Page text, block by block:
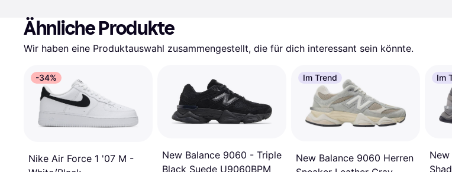
Ähnliche Produkte
Wir haben eine Produktauswahl zusammengestellt, die für dich interessant sein könnte.
-34%
Nike Air Force 1 '07 M -
New Balance 9060 - Triple
Black Suede U9060BPM
Im Trend
New Balance 9060 Herren
Im